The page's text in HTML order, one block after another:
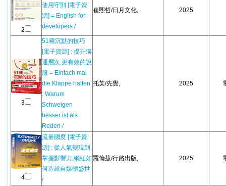
2
使用守則 [電子資
源] = English for
developers /
崔熙哲/日月文化, 2025
3
51種沉默的技巧
[電子資源] : 提升溝
通層次,更有效的說
服 = Einfach mal
die Klappe halten
: Warum
Schweigen
besser ist als
Reden /
托芙/先覺, 2025
4
流量國度 [電子資
源] : 從人氣變現到
掌握影響力,網紅如
何造就自媒體盛世
/
羅倫茲/行路出版, 2025